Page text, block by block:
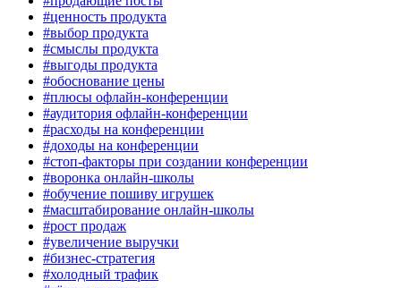
#ценность продукта
#выбор продукта
#смыслы продукта
#выгоды продукта
#обоснование цены
#плюсы офлайн-конференции
#аудитория офлайн-конференции
#расходы на конференции
#доходы на конференции
#стоп-факторы при создании конференции
#воронка онлайн-школы
#обучение пошиву игрушек
#масштабирование онлайн-школы
#рост продаж
#увеличение выручки
#бизнес-стратегия
#холодный трафик